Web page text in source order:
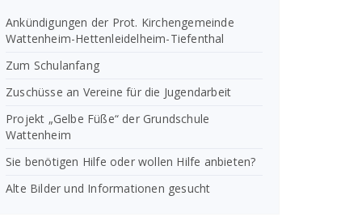
Ankündigungen der Prot. Kirchengemeinde
Wattenheim-Hettenleidelheim-Tiefenthal
Zum Schulanfang
Zuschüsse an Vereine für die Jugendarbeit
Projekt „Gelbe Füße“ der Grundschule
Wattenheim
Sie benötigen Hilfe oder wollen Hilfe anbieten?
Alte Bilder und Informationen gesucht